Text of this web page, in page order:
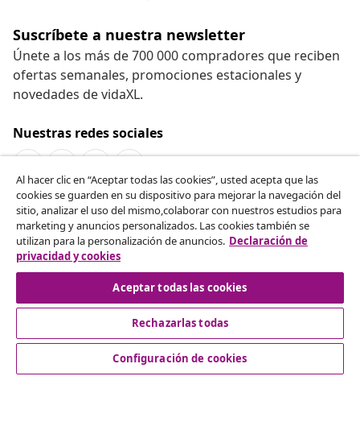
Suscríbete a nuestra newsletter
Únete a los más de 700 000 compradores que reciben
ofertas semanales, promociones estacionales y
novedades de vidaXL.
Nuestras redes sociales
Desistir del contrato
Solicita la cancelación de tu pedido.
Desistir del contrato
Servicio al Cliente
Al hacer clic en “Aceptar todas las cookies”, usted acepta que las
cookies se guarden en su dispositivo para mejorar la navegación del
sitio, analizar el uso del mismo,colaborar con nuestros estudios para
marketing y anuncios personalizados. Las cookies también se
utilizan para la personalización de anuncios. Declaración de
privacidad y cookies
Aceptar todas las cookies
Rechazarlas todas
Configuración de cookies